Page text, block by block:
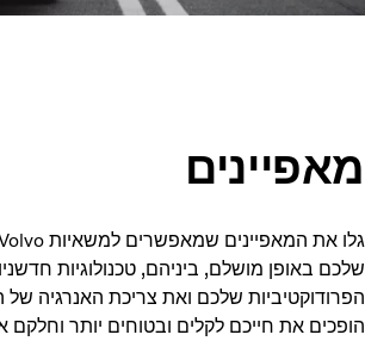
מאפיינים
שלכם באופן מושלם, ביניהם, טכנולוגיות
הפרודוקטיביות שלכם ואת צריכת האנרגיה
הופכים את חייכם לקלים ובטוחים יותר